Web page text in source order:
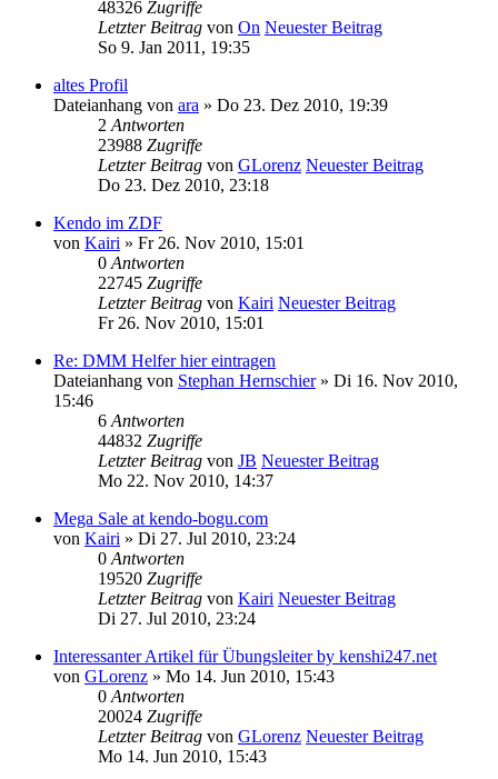
48326 Zugriffe
Letzter Beitrag von On Neuester Beitrag
So 9. Jan 2011, 19:35
altes Profil
Dateianhang von ara » Do 23. Dez 2010, 19:39
2 Antworten
23988 Zugriffe
Letzter Beitrag von GLorenz Neuester Beitrag
Do 23. Dez 2010, 23:18
Kendo im ZDF
von Kairi » Fr 26. Nov 2010, 15:01
0 Antworten
22745 Zugriffe
Letzter Beitrag von Kairi Neuester Beitrag
Fr 26. Nov 2010, 15:01
Re: DMM Helfer hier eintragen
Dateianhang von Stephan Hernschier» Di 16. Nov 2010,
15:46
6 Antworten
44832 Zugriffe
Letzter Beitrag von JB Neuester Beitrag
Mo 22. Nov 2010, 14:37
Mega Sale at kendo-bogu.com
von Kairi » Di 27. Jul 2010, 23:24
0 Antworten
19520 Zugriffe
Letzter Beitrag von Kairi Neuester Beitrag
Di 27. Jul 2010, 23:24
Interessanter Artikel für Übungsleiter by kenshi247.net
von GLorenz » Mo 14. Jun 2010, 15:43
0 Antworten
20024 Zugriffe
Letzter Beitrag von GLorenz Neuester Beitrag
Mo 14. Jun 2010, 15:43